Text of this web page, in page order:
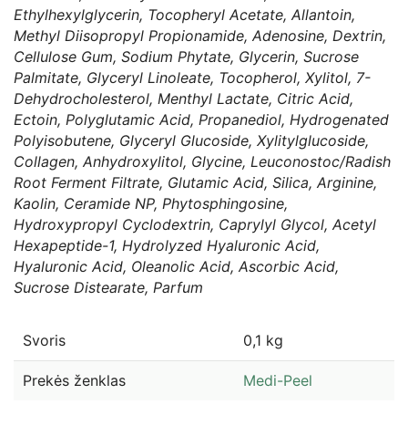
Ethylhexylglycerin, Tocopheryl Acetate, Allantoin,
Methyl Diisopropyl Propionamide, Adenosine, Dextrin,
Cellulose Gum, Sodium Phytate, Glycerin, Sucrose
Palmitate, Glyceryl Linoleate, Tocopherol, Xylitol, 7-
Dehydrocholesterol, Menthyl Lactate, Citric Acid,
Ectoin, Polyglutamic Acid, Propanediol, Hydrogenated
Polyisobutene, Glyceryl Glucoside, Xylitylglucoside,
Collagen, Anhydroxylitol, Glycine, Leuconostoc/Radish
Root Ferment Filtrate, Glutamic Acid, Silica, Arginine,
Kaolin, Ceramide NP, Phytosphingosine,
Hydroxypropyl Cyclodextrin, Caprylyl Glycol, Acetyl
Hexapeptide-1, Hydrolyzed Hyaluronic Acid,
Hyaluronic Acid, Oleanolic Acid, Ascorbic Acid,
Sucrose Distearate, Parfum
Svoris 0,1 kg
Prekės ženklas Medi-Peel